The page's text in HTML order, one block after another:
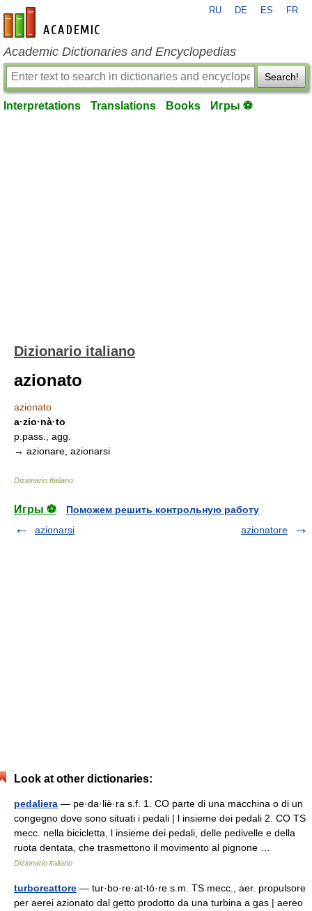
en-academic.com
RU DE ES FR
Academic Dictionaries and Encyclopedias
Search!
Interpretations Translations Books Игры ⚽
Dizionario italiano
azionato
azionato
a·zio·nà·to
p.pass., agg.
→ azionare, azionarsi
Dizionario Italiano
Игры ⚽
Поможем решить контрольную работу
azionarsi
azionatore
Look at other dictionaries:
pedaliera — pe·da·liè·ra s.f. 1. CO parte di una macchina o di un
congegno dove sono situati i pedali | l insieme dei pedali 2. CO TS
mecc. nella bicicletta, l insieme dei pedali, delle pedivelle e della
ruota dentata, che trasmettono il movimento al pignone …
Dizionario italiano
turboreattore — tur·bo·re·at·tó·re s.m. TS mecc., aer. propulsore
per aerei azionato dal getto prodotto da una turbina a gas | aereo